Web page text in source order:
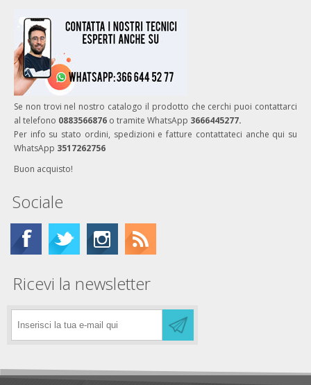
Se non trovi nel nostro catalogo il prodotto che cerchi puoi contattarci
al telefono 0883566876 o tramite WhatsApp 3666445277.
Per info su stato ordini, spedizioni e fatture contattateci anche qui su
WhatsApp 3517262756
Buon acquisto!
Sociale
Ricevi la newsletter